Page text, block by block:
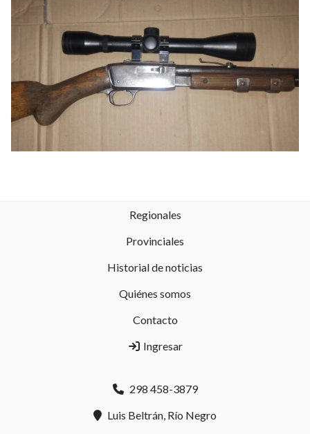
Regionales
Provinciales
Historial de noticias
Quiénes somos
Contacto
Ingresar
298 458-3879
Luis Beltrán, Río Negro